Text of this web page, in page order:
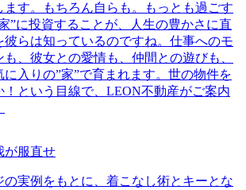
ます。もちろん自らも。もっとも過ごす
”に投資することが、人生の豊かさに直
彼らは知っているのですね。仕事へのモ
、彼女との愛情も、仲間との遊びも、
に入りの”家”で育まれます。世の物件を
！という目線で、LEON不動産がご案内
が服直せ
の実例をもとに、着こなし術とキーとな